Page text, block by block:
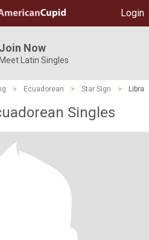
Login
Join Now
Meet Latin Singles
> Ecuadorean > Star Sign > Libra
Singles